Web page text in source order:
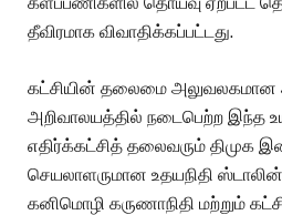
தீவிரமாக விவாதிக்கப்பட்டது.
கட்சியின் தலைமை
அறிவாலயத்தில் நடைபெற்ற இந்த
எதிர்க்கட்சித் தலைவரும் திமுக
செயலாளருமான உதயநிதி
கனிமொழி கருணாநிதி மற்றும்